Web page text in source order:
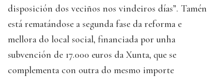
disposición dos veciños nos vindeiros días”. Tamén
está rematándose a segunda fase da reforma e
mellora do local social, financiada por unha
subvención de 17.000 euros da Xunta, que se
complementa con outra do mesmo importe